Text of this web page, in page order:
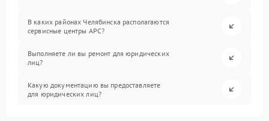
В каких районах Челябинска располагаются
сервисные центры APC?
Выполняете ли вы ремонт для юридических
лиц?
Какую документацию вы предоставляете
для юридических лиц?